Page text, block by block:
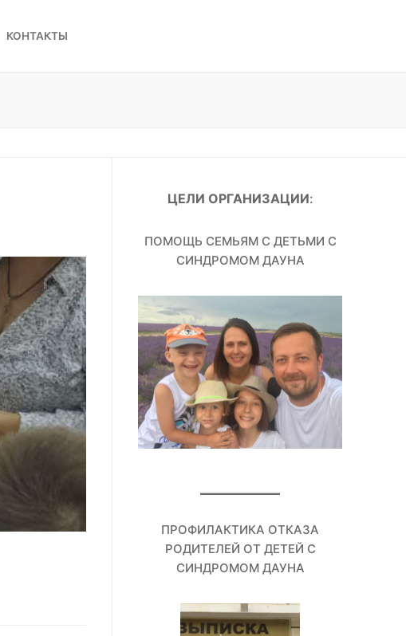
КОНТАКТЫ
ЦЕЛИ ОРГАНИЗАЦИИ:
ПОМОЩЬ СЕМЬЯМ С ДЕТЬМИ С
СИНДРОМОМ ДАУНА
ПРОФИЛАКТИКА ОТКАЗА
РОДИТЕЛЕЙ ОТ ДЕТЕЙ С
СИНДРОМОМ ДАУНА